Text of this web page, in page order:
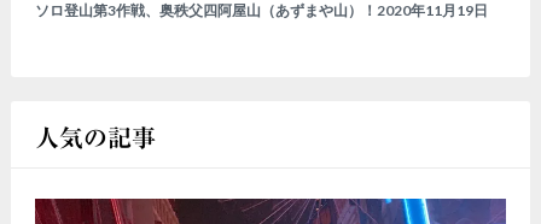
ソロ登山第3作戦、奥秩父四阿屋山（あずまや山）！ 2020年11月19日
人気の記事